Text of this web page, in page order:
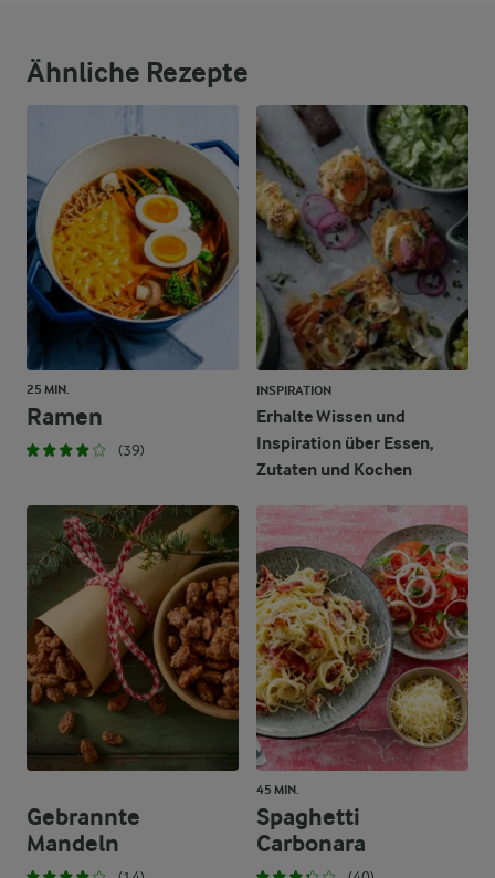
Ähnliche Rezepte
25 MIN.
Ramen
(39)
INSPIRATION
Erhalte Wissen und
Inspiration über Essen,
Zutaten und Kochen
Gebrannte
Mandeln
45 MIN.
Spaghetti
Carbonara